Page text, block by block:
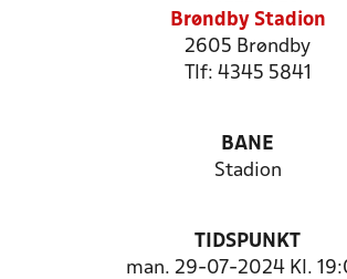
Brøndby Stadion
2605 Brøndby
Tlf: 4345 5841
BANE
Stadion
TIDSPUNKT
man. 29-07-2024 Kl.